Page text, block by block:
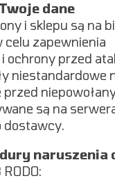
dane
i sklepu są na
celu zapewnienia
ochrony przed
niestandardowe
przed
są na
dostawcy.
naruszenia